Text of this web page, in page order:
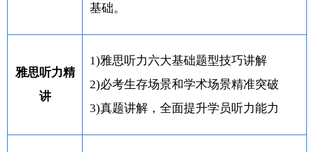
基础。
雅思听力精
讲
1)雅思听力六大基础题型技巧讲解
2)必考生存场景和学术场景精准突破
3)真题讲解，全面提升学员听力能力